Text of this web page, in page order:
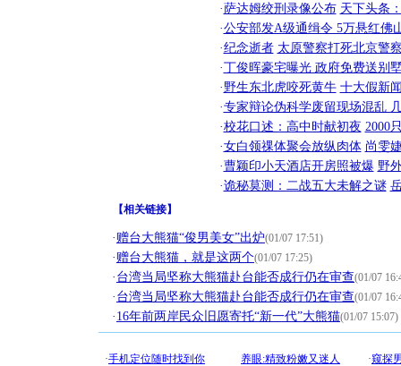
·萨达姆绞刑录像公布 天下头条
·公安部发A级通缉令 5万悬红佛
·纪念逝者 太原警察打死北京警
·丁俊晖豪宅曝光 政府免费送别
·野生东北虎咬死黄牛 十大假新
·专家辩论伪科学废留现场混乱
·校花口述：高中时献初夜 2000
·女白领祼体聚会放纵肉体 尚雯
·曹颖印小天酒店开房照被爆 野
·诡秘莫测：二战五大未解之谜
【相关链接】
·赠台大熊猫“俊男美女”出炉(01/07 17:51)
·赠台大熊猫，就是这两个(01/07 17:25)
· 台湾当局坚称大熊猫赴台能否成行仍在审查(01/07
· 台湾当局坚称大熊猫赴台能否成行仍在审查(01/07
· 16年前两岸民众旧愿寄托“新一代”大熊猫(01/07 15:07)